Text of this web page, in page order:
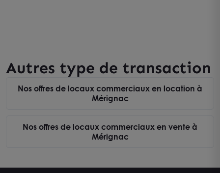
Autres type de transaction
Nos offres de locaux commerciaux en location à
Mérignac
Nos offres de locaux commerciaux en vente à
Mérignac